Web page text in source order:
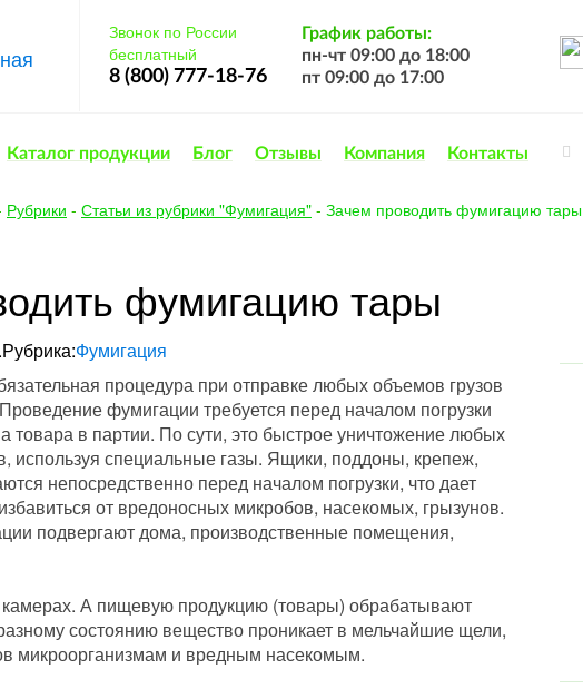
Звонок по России
бесплатный
8 (800) 777-18-76
График работы:
пн-чт 09:00 до 18:00
пт 09:00 до 17:00
Каталог продукции Блог Отзывы Компания Контакты
Рубрики - Статьи из рубрики "Фумигация" - Зачем проводить фумигацию тары
фумигацию тары
Рубрика:Фумигация
процедура при отправке любых объемов грузов
фумигации требуется перед началом погрузки
товара в партии. По сути, это быстрое уничтожение любых
используя специальные газы. Ящики, поддоны, крепеж,
непосредственно перед началом погрузки, что дает
от вредоносных микробов, насекомых, грызунов.
подвергают дома, производственные помещения,
А пищевую продукцию (товары) обрабатывают
состоянию вещество проникает в мельчайшие щели,
микроорганизмам и вредным насекомым.